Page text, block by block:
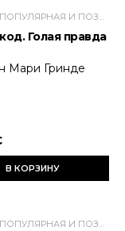
НАУЧНО-ПОПУЛЯРНАЯ И ПОЗНАВАТЕЛЬНАЯ ЛИТЕРАТУРА
Голая правда
Мари Гринде
В КОРЗИНУ
НАУЧНО-ПОПУЛЯРНАЯ И ПОЗНАВАТЕЛЬНАЯ ЛИТЕРАТУРА